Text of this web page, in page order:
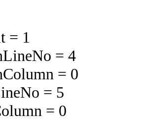
= 1
= 4
= 0
= 5
= 0